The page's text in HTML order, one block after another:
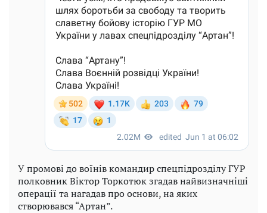
У промові до воїнів командир спецпідрозділу ГУР
полковник Віктор Торкотюк згадав найвизначніші
операції та нагадав про основи, на яких
створювався “Артан”.